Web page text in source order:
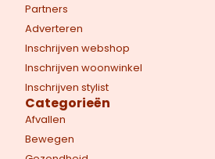
Partners
Adverteren
Inschrijven webshop
Inschrijven woonwinkel
Inschrijven stylist
Categorieën
Afvallen
Bewegen